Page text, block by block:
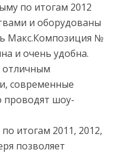
по итогам 2012
и оборудованы
Макс.Композиция №
и очень удобна.
отличным
современные
проводят шоу-
итогам 2011, 2012,
позволяет